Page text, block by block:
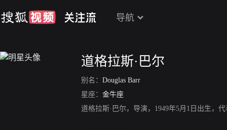
导航
道格拉斯·巴尔
别名： Douglas Barr
星座： 金牛座
道格拉斯·巴尔，导演，1949年5月1日出生，